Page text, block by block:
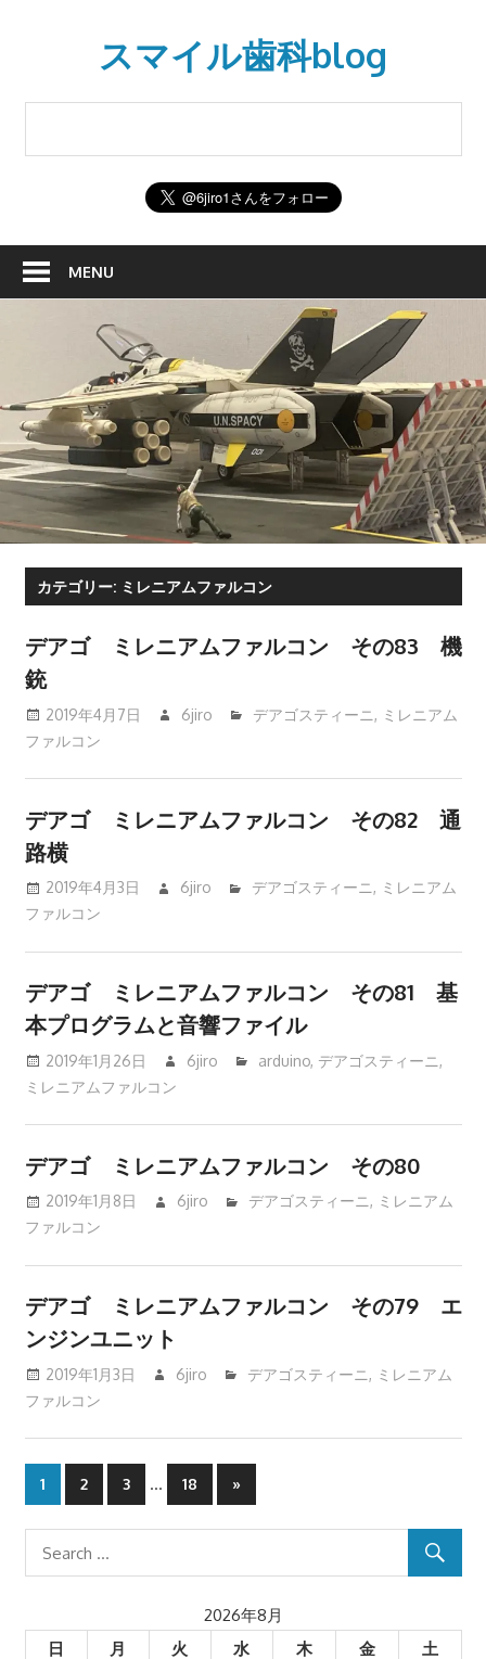
スマイル歯科blog
MENU
カテゴリー: ミレニアムファルコン
デアゴ ミレニアムファルコン その83 機
銃
2019年4月7日 6jiro デアゴスティーニ , ミレニアム
ファルコン
デアゴ ミレニアムファルコン その82 通
路横
2019年4月3日 6jiro デアゴスティーニ , ミレニアム
ファルコン
デアゴ ミレニアムファルコン その81 基
本プログラムと音響ファイル
2019年1月26日 6jiro arduino, デアゴスティーニ ,
ミレニアムファルコン
デアゴ ミレニアムファルコン その80
2019年1月8日 6jiro デアゴスティーニ , ミレニアム
ファルコン
デアゴ ミレニアムファルコン その79 エ
ンジンユニット
2019年1月3日 6jiro デアゴスティーニ , ミレニアム
ファルコン
投
稿
ナ
1 2 3 … 18
Next
Posts
»
2026年8月
日
月 火 水 木 金
土